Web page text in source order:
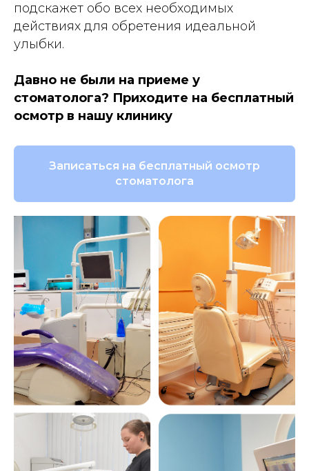
подскажет обо всех необходимых
действиях для обретения идеальной
улыбки.
Давно не были на приеме у
стоматолога? Приходите на бесплатный
осмотр в нашу клинику
Записаться на бесплатный осмотр
стоматолога